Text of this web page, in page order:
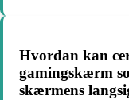
Hvordan kan
gamingskærm
skærmens